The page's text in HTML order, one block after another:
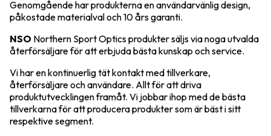
Genomgående har produkterna en användarvänlig design,
påkostade materialval och 10 års garanti.
NSO Northern Sport Optics produkter säljs via noga utvalda
återförsäljare för att erbjuda bästa kunskap och service.
Vi har en kontinuerlig tät kontakt med tillverkare,
återförsäljare och användare. Allt för att driva
produktutvecklingen framåt. Vi jobbar ihop med de bästa
tillverkarna för att producera produkter som är bäst i sitt
respektive segment.